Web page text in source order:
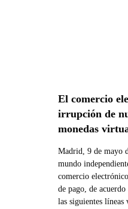
El comercio
irrupción de
monedas
Madrid, 9 de mayo
mundo
comercio
de pago, de
las siguientes líneas